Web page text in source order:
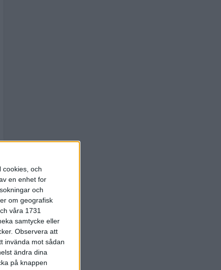
cookies, och
en enhet for
och
om geografisk
våra 1731
samtycke eller
Observera att
invända mot sådan
ändra dina
på knappen